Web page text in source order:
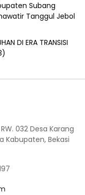
Subang
Tanggul Jebol
DI ERA TRANSISI
032 Desa Karang
Kabupaten, Bekasi